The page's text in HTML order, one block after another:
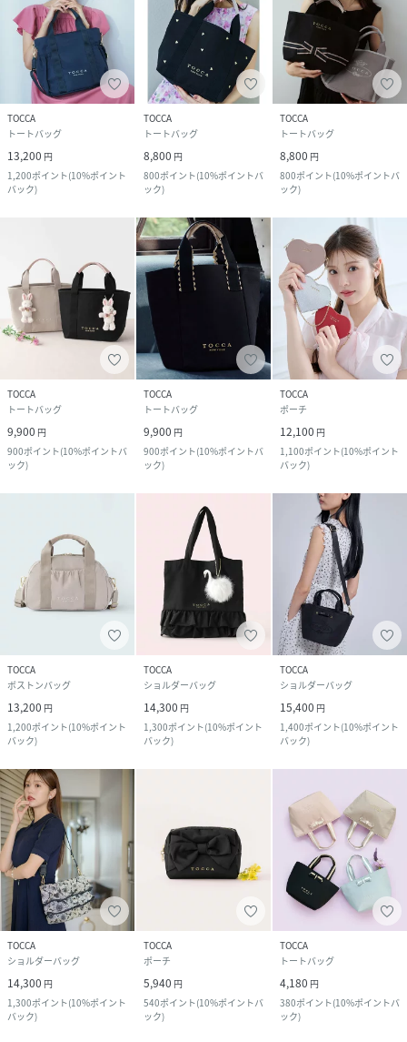
TOCCA
トートバッグ
13,200 円
1,200ポイント(10%ポイント
バック)
TOCCA
トートバッグ
8,800 円
800ポイント(10%ポイントバ
ック)
TOCCA
トートバッグ
8,800 円
800ポイント(10%ポイントバ
ック)
TOCCA
トートバッグ
9,900 円
900ポイント(10%ポイントバ
ック)
TOCCA
トートバッグ
9,900 円
900ポイント(10%ポイントバ
ック)
TOCCA
ポーチ
12,100 円
1,100ポイント(10%ポイント
バック)
TOCCA
ボストンバッグ
13,200 円
1,200ポイント(10%ポイント
バック)
TOCCA
ショルダーバッグ
14,300 円
1,300ポイント(10%ポイント
バック)
TOCCA
ショルダーバッグ
15,400 円
1,400ポイント(10%ポイント
バック)
TOCCA
ショルダーバッグ
14,300 円
1,300ポイント(10%ポイント
バック)
TOCCA
ポーチ
5,940 円
540ポイント(10%ポイントバ
ック)
TOCCA
トートバッグ
4,180 円
380ポイント(10%ポイントバ
ック)